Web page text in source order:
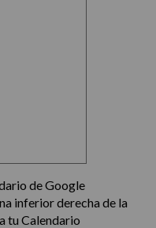
de Google
inferior derecha de la
tu Calendario